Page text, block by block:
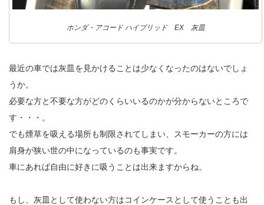
ホンダ・アコード ハイブリッド EX 灰皿
最近の車では灰皿を見かけることは少なくなったのはないでしょ
うか。
必要な方と不要な方がどのくらいいるのかが分からないところで
す・・・。
でも煙草を吸える場所も制限されてしまい、スモーカーの方には
肩身が狭い世の中になっているのも事実です。
車にあれば自由に好きに吸うことは出来ますからね。
もし、灰皿として使わない方はコインケースとして使うことも出